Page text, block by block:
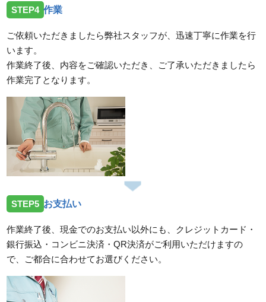
STEP4 作業
ご依頼いただきましたら弊社スタッフが、迅速丁寧に作業を行
います。
作業終了後、内容をご確認いただき、ご了承いただきましたら
作業完了となります。
STEP5 お支払い
作業終了後、現金でのお支払い以外にも、クレジットカード・
銀行振込・コンビニ決済・QR決済がご利用いただけますの
で、ご都合に合わせてお選びください。